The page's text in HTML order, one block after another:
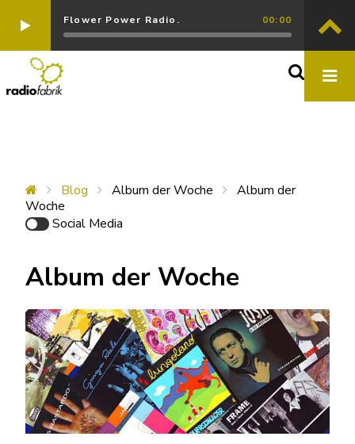
Flower Power Radio. 00:00
Blog Album der Woche
Album der
Woche
Social Media
Album der Woche